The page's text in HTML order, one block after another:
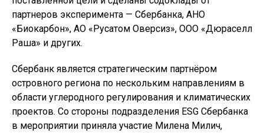
партнеров эксперимента — Сбербанка, АНО
«Биокарбон», АО «Русатом Оверсиз», ООО «Дюраселл
Раша» и других.
Сбербанк является стратегическим партнёром
островного региона по нескольким направлениям в
области углеродного регулирования и климатических
проектов. Со стороны подразделения ESG Сбербанка
в мероприятии приняла участие Милена Милич,